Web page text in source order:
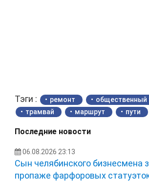
Тэги : ремонт
общественный
трамвай
маршрут пути
Последние новости
06.08.2026 23:13
Сын челябинского бизнесмена
пропаже фарфоровых